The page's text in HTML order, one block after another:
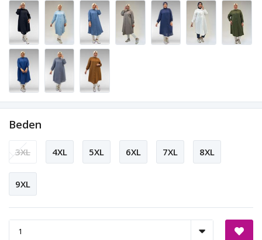
Beden
3XL 4XL 5XL 6XL 7XL 8XL
9XL